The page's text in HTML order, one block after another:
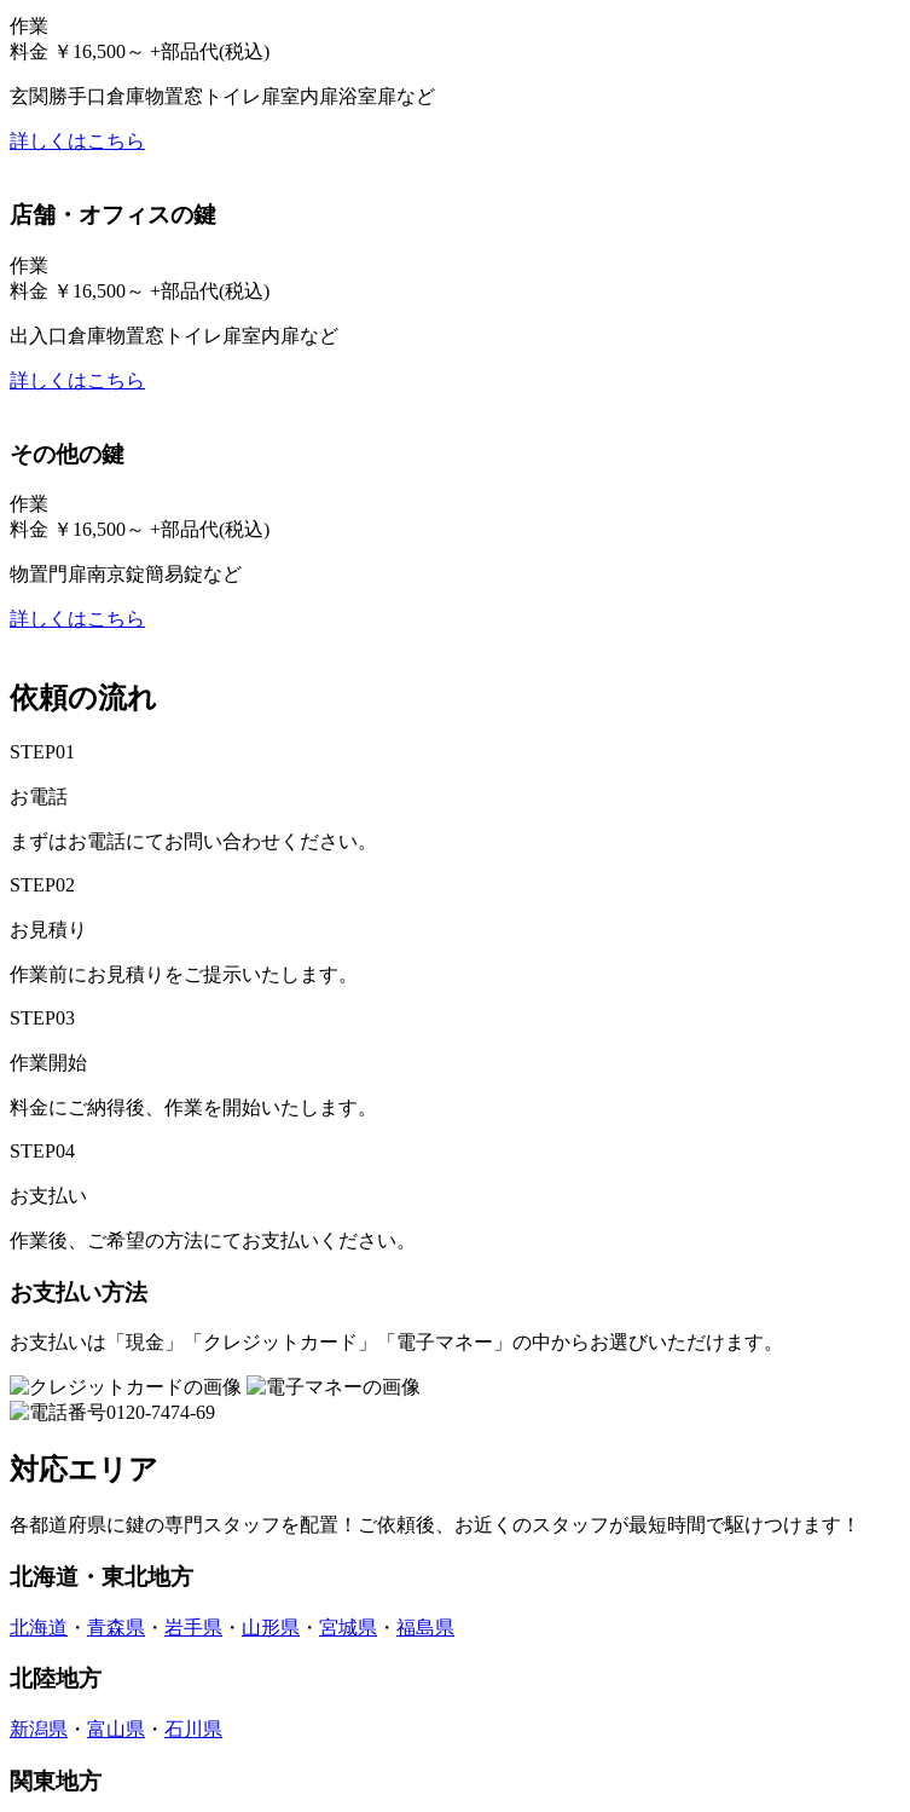
作業
料金 ￥ 16,500～ +部品代(税込)
玄関勝手口倉庫物置窓 トイレ扉室内扉浴室扉など
詳しくはこちら
店舗・オフィスの鍵
作業
料金 ￥ 16,500～ +部品代(税込)
出入口倉庫物置窓 トイレ扉室内扉など
詳しくはこちら
その他の鍵
作業
料金 ￥ 16,500～ +部品代(税込)
物置門扉南京錠簡易錠など
詳しくはこちら
依頼の流れ
STEP01
お電話
まずはお電話にてお問い合わせください。
STEP02
お見積り
作業前にお見積りをご提示いたします。
STEP03
作業開始
料金にご納得後、作業を開始いたします。
STEP04
お支払い
作業後、ご希望の方法にてお支払いください。
お支払い方法
お支払いは「現金」「クレジットカード」「電子マネー」の中からお選びいただけます。
対応エリア
各都道府県に鍵の専門スタッフを配置！ご依頼後、お近くのスタッフが最短時間で駆けつけます！
北海道・東北地方
北海道 ・ 青森県 ・ 岩手県 ・ 山形県 ・ 宮城県 ・ 福島県
北陸地方
新潟県 ・ 富山県 ・ 石川県
関東地方